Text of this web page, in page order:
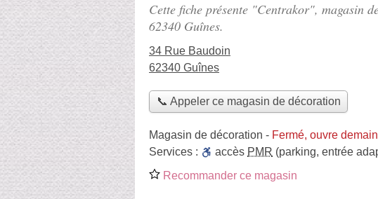
Cette fiche présente "Centrakor", magasin
62340 Guînes.
34 Rue Baudoin
62340 Guînes
📞 Appeler ce magasin de décoration
Magasin de décoration - Fermé, ouvre
Services :
accès PMR (parking, entrée
Recommander ce magasin